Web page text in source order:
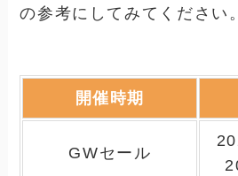
の参考にしてみてください。
開催時期
GWセール